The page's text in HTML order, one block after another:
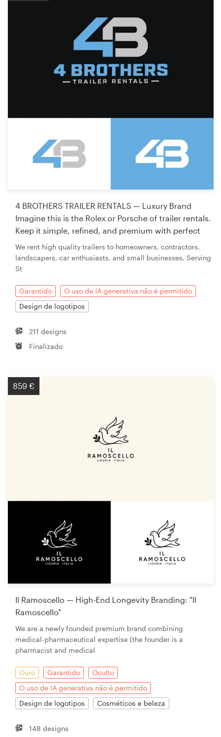
4 BROTHERS TRAILER RENTALS — Luxury Brand
Imagine this is the Rolex or Porsche of trailer rentals.
Keep it simple, refined, and premium with perfect
We rent high quality trailers to homeowners, contractors,
landscapers, car enthusiasts, and small businesses. Serving
St
Garantido
O uso de IA generativa não é permitido
Design de logotipos
211 designs
Finalizado
859 €
Il Ramoscello — High-End Longevity Branding: "Il
Ramoscello"
We are a newly founded premium brand combining
medical-pharmaceutical expertise (the founder is a
pharmacist and medical
Ouro Garantido
Oculto
O uso de IA generativa não é permitido
Design de logotipos
Cosméticos e beleza
148 designs